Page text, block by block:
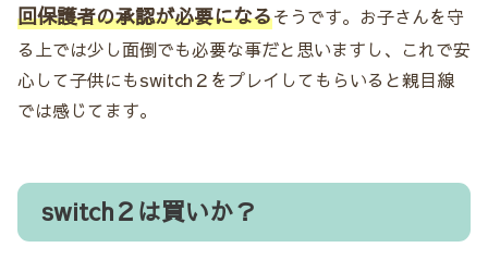
回保護者の承認が必要になるそうです。お子さんを守
る上では少し面倒でも必要な事だと思いますし、これで安
心して子供にもswitch２をプレイしてもらいると親目線
では感じてます。
switch２は買いか？